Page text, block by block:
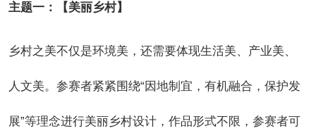
主题一：【美丽乡村】
乡村之美不仅是环境美，还需要体现生活美、产业美、
人文美。参赛者紧紧围绕“因地制宜，有机融合，保护发
展”等理念进行美丽乡村设计，作品形式不限，参赛者可